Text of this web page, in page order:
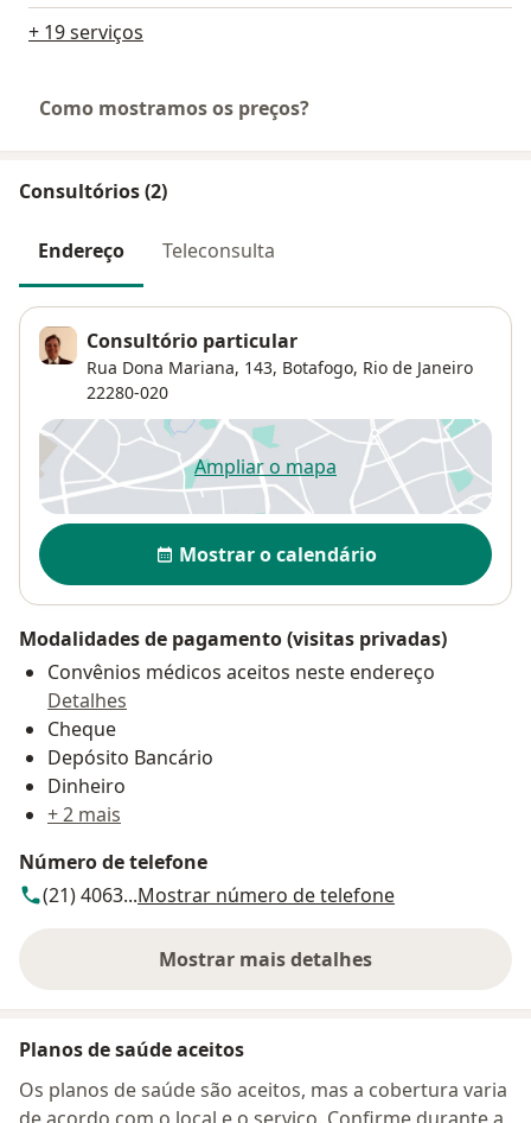
+ 19 serviços
Como mostramos os preços?
Consultórios (2)
Endereço Teleconsulta
Consultório particular
Rua Dona Mariana, 143, Botafogo, Rio de Janeiro
22280-020
Ampliar o mapaabre num novo separador
Disponibilidade
Mostrar o calendário
Modalidades de pagamento (visitas privadas)
Convênios médicos aceitos neste endereço
Detalhes
Cheque
Depósito Bancário
Dinheiro
+ 2 mais
Número de telefone
(21) 4063...Mostrar número de telefone
Mostrar mais detalhes
sobre o endereço
Planos de saúde aceitos
Os planos de saúde são aceitos, mas a cobertura varia